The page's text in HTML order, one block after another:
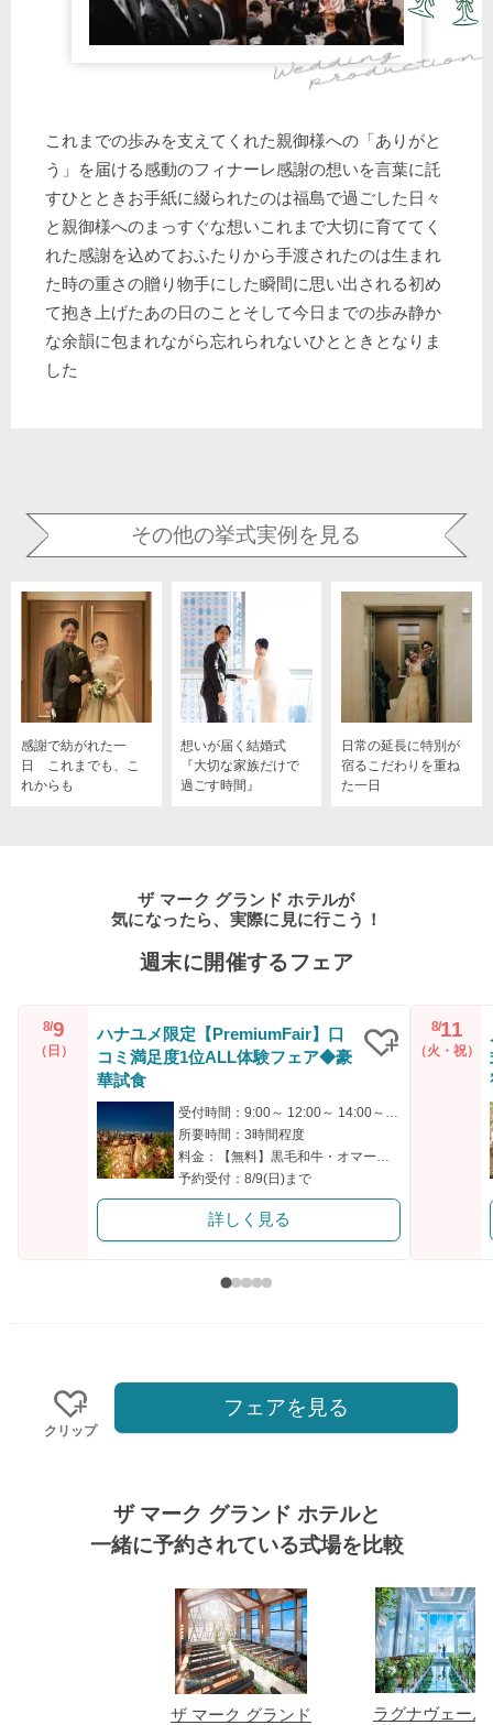
これまでの歩みを支えてくれた親御様への「ありがと
う」を届ける感動のフィナーレ感謝の想いを言葉に託
すひとときお手紙に綴られたのは福島で過ごした日々
と親御様へのまっすぐな想いこれまで大切に育ててく
れた感謝を込めておふたりから手渡されたのは生まれ
た時の重さの贈り物手にした瞬間に思い出される初め
て抱き上げたあの日のことそして今日までの歩み静か
な余韻に包まれながら忘れられないひとときとなりま
した
その他の挙式実例を見る
感謝で紡がれた一
日 これまでも、こ
れからも
想いが届く結婚式
『大切な家族だけで
過ごす時間』
日常の延長に特別が
宿るこだわりを重ね
た一日
ザ マーク グランド ホテルが
気になったら、実際に見に行こう！
週末に開催するフェア
8/9
（日）
ハナユメ限定【PremiumFair】口
コミ満足度1位ALL体験フェア◆豪
華試食
受付時間：9:00～ 12:00～ 14:00～ 15:00～
所要時間：3時間程度
料金：【無料】黒毛和牛・オマール海老含む豪華4万円相当試食
予約受付：8/9(日)まで
詳しく見る
8/11
（火・祝）
クリップ
フェアを見る
ザ マーク グランド ホテルと
一緒に予約されている式場を比較
ザ マーク グランド
ラグナヴェール